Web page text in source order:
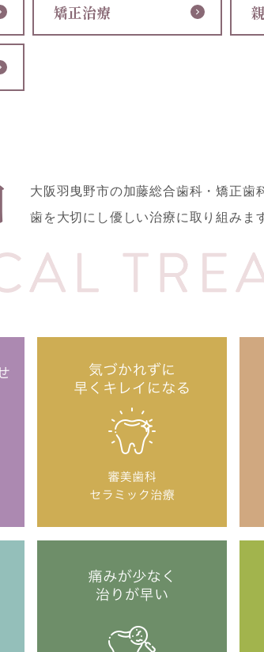
矯正治療
大阪羽曳野市の加藤総合歯科・矯正歯
歯を大切にし優しい治療に取り組みま